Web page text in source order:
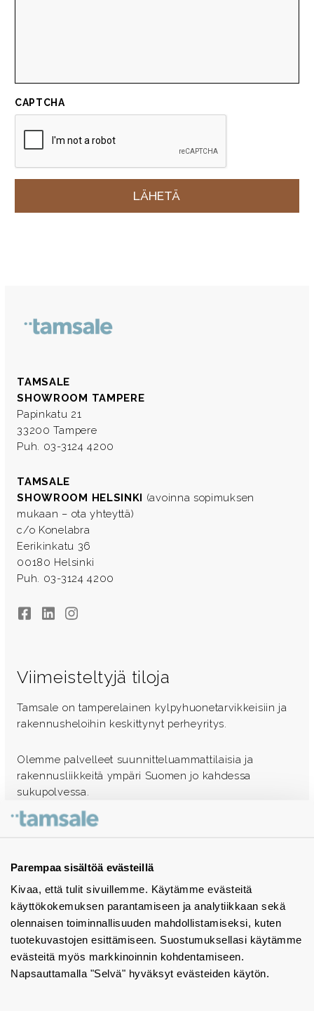
Parempaa sisältöä evästeillä
Kivaa, että tulit sivuillemme. Käytämme evästeitä
käyttökokemuksen parantamiseen ja analytiikkaan sekä
olennaisen toiminnallisuuden mahdollistamiseksi, kuten
tuotekuvastojen esittämiseen. Suostumuksellasi käytämme
evästeitä myös markkinoinnin kohdentamiseen.
Napsauttamalla "Selvä" hyväksyt evästeiden käytön.
CAPTCHA
TAMSALE
SHOWROOM TAMPERE
Papinkatu 21
33200 Tampere
Puh. 03-3124 4200
TAMSALE
SHOWROOM HELSINKI (avoinna sopimuksen
mukaan – ota yhteyttä)
c/o Konelabra
Eerikinkatu 36
00180 Helsinki
Puh. 03-3124 4200
FacebookLinkedInInstagram
Viimeisteltyjä tiloja
Tamsale on tamperelainen kylpyhuonetarvikkeisiin ja
rakennusheloihin keskittynyt perheyritys.
Olemme palvelleet suunnitteluammattilaisia ja
rakennusliikkeitä ympäri Suomen jo kahdessa
sukupolvessa.
Ota yhteyttä - autamme mielellämme
Tuotekuvastot
Instagram
BIM-objektit
Yhteystiedot
Tiedotteet